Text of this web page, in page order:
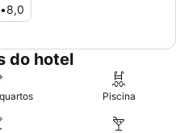
•8,0
do hotel
Piscina